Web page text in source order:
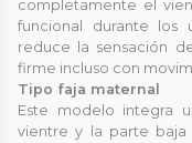
completamente el
funcional durante los
reduce la sensación
firme incluso con
Tipo faja maternal
Este modelo integra
vientre y la parte